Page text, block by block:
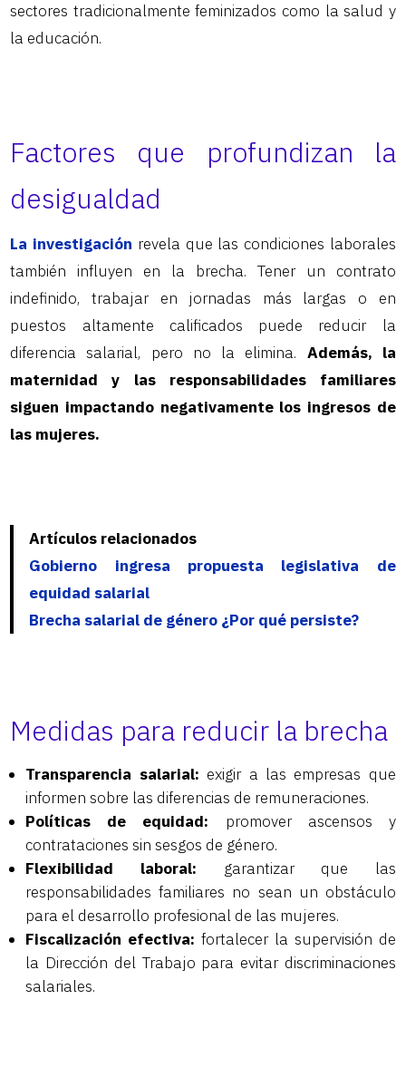
sectores tradicionalmente feminizados como la salud y
la educación.
Factores que profundizan la
desigualdad
La investigación revela que las condiciones laborales
también influyen en la brecha. Tener un contrato
indefinido, trabajar en jornadas más largas o en
puestos altamente calificados puede reducir la
diferencia salarial, pero no la elimina. Además, la
maternidad y las responsabilidades familiares
siguen impactando negativamente los ingresos de
las mujeres.
Artículos relacionados
Gobierno ingresa propuesta legislativa de
equidad salarial
Brecha salarial de género ¿Por qué persiste?
Medidas para reducir la brecha
Transparencia salarial: exigir a las empresas que
informen sobre las diferencias de remuneraciones.
Políticas de equidad: promover ascensos y
contrataciones sin sesgos de género.
Flexibilidad laboral: garantizar que las
responsabilidades familiares no sean un obstáculo
para el desarrollo profesional de las mujeres.
Fiscalización efectiva: fortalecer la supervisión de
la Dirección del Trabajo para evitar discriminaciones
salariales.